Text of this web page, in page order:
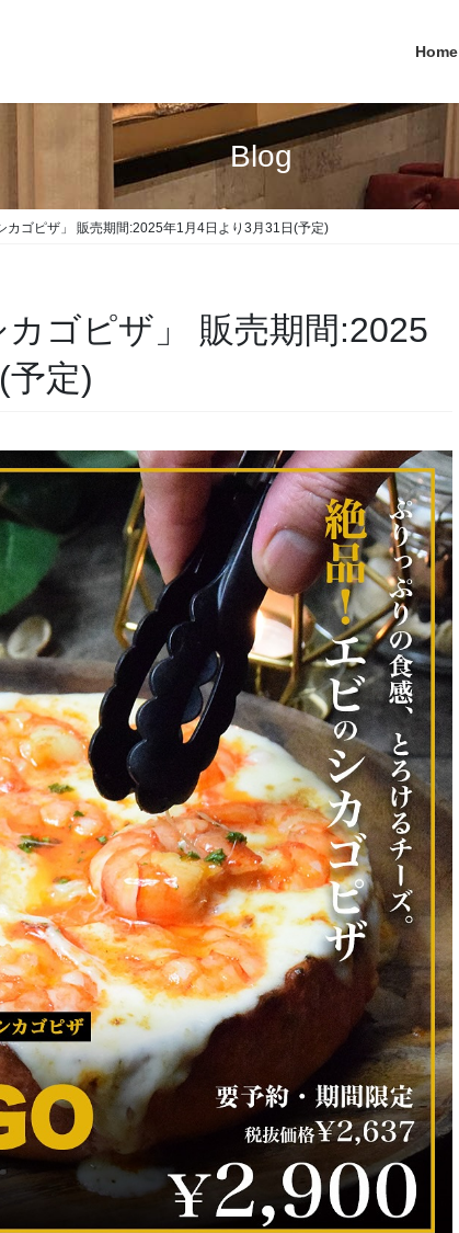
Home
Blog
カゴピザ」 販売期間:2025年1月4日より3月31日(予定)
カゴピザ」 販売期間:2025
定)